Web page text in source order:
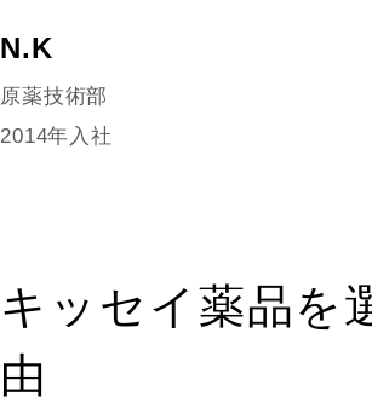
N.K
原薬技術部
2014年入社
キッセイ薬品を
由